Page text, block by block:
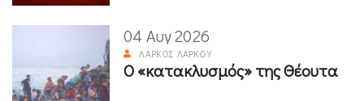
04 Αυγ 2026
ΛΆΡΚΟΣ ΛΆΡΚΟΥ
Ο «κατακλυσμός» της Θέουτα